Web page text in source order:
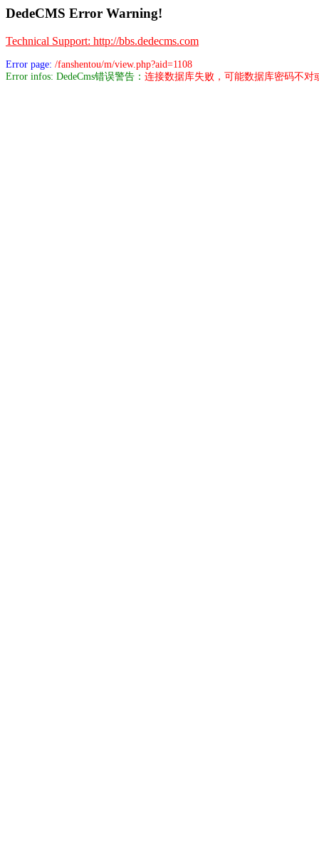
DedeCMS Error Warning!
Technical Support: http://bbs.dedecms.com
Error page: /fanshentou/m/view.php?aid=1108
Error infos: DedeCms错误警告： 连接数据库失败，可能数据库密码不对